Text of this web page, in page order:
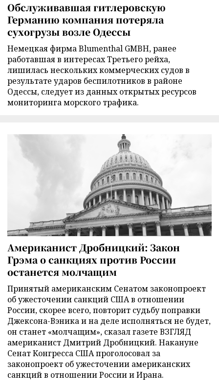
Обслуживавшая гитлеровскую
Германию компания потеряла
сухогрузы возле Одессы
Немецкая фирма Blumenthal GMBH, ранее
работавшая в интересах Третьего рейха,
лишилась нескольких коммерческих судов в
результате ударов беспилотников в районе
Одессы, следует из данных открытых ресурсов
мониторинга морского трафика.
Американист Дробницкий: Закон
Грэма о санкциях против России
останется молчащим
Принятый американским Сенатом законопроект
об ужесточении санкций США в отношении
России, скорее всего, повторит судьбу поправки
Джексона-Вэника и на деле исполняться не будет,
он станет «молчащим», сказал газете ВЗГЛЯД
американист Дмитрий Дробницкий. Накануне
Сенат Конгресса США проголосовал за
законопроект об ужесточении американских
санкций в отношении России и Ирана.